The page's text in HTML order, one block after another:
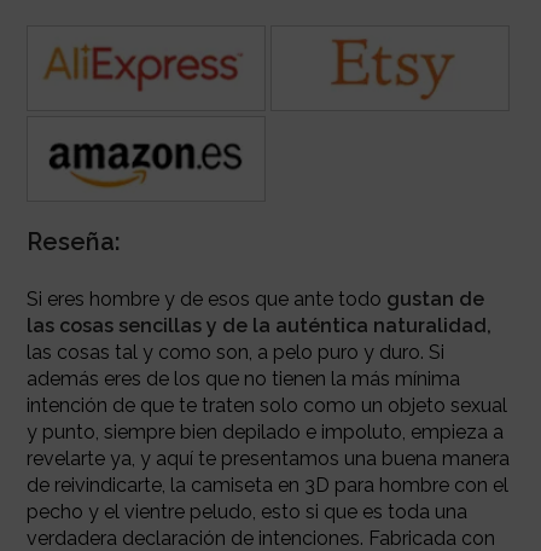
Reseña:
Si eres hombre y de esos que ante todo gustan de
las cosas sencillas y de la auténtica naturalidad,
las cosas tal y como son, a pelo puro y duro. Si
además eres de los que no tienen la más mínima
intención de que te traten solo como un objeto sexual
y punto, siempre bien depilado e impoluto, empieza a
revelarte ya, y aquí te presentamos una buena manera
de reivindicarte, la camiseta en 3D para hombre con el
pecho y el vientre peludo, esto si que es toda una
verdadera declaración de intenciones. Fabricada con